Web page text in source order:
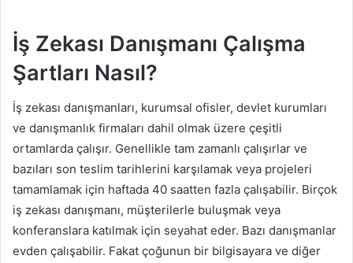
İş Zekası Danışmanı Çalışma
Şartları Nasıl?
İş zekası danışmanları, kurumsal ofisler, devlet kurumları
ve danışmanlık firmaları dahil olmak üzere çeşitli
ortamlarda çalışır. Genellikle tam zamanlı çalışırlar ve
bazıları son teslim tarihlerini karşılamak veya projeleri
tamamlamak için haftada 40 saatten fazla çalışabilir. Birçok
iş zekası danışmanı, müşterilerle buluşmak veya
konferanslara katılmak için seyahat eder. Bazı danışmanlar
evden çalışabilir. Fakat çoğunun bir bilgisayara ve diğer